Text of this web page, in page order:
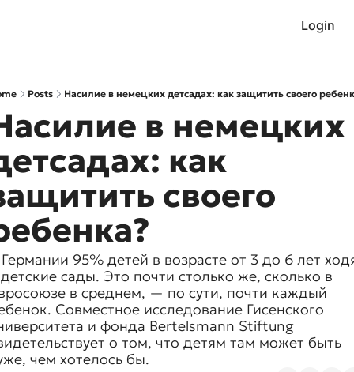
Login
Posts Насилие в немецких детсадах: как защитить своего
в немецких
как
своего
95% детей в возрасте от 3 до 6 лет
сады. Это почти столько же, сколько в
в среднем, — по сути, почти каждый
Совместное исследование Гисенского
и фонда Bertelsmann Stiftung
о том, что детям там может быть
чем хотелось бы.